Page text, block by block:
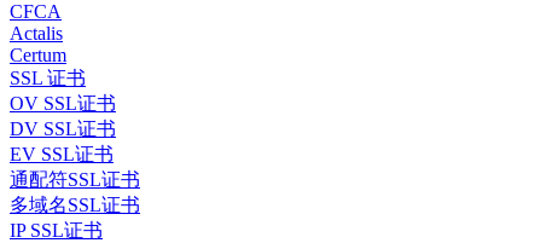
CFCA
Actalis
Certum
SSL 证书
OV SSL证书
DV SSL证书
EV SSL证书
通配符SSL证书
多域名SSL证书
IP SSL证书